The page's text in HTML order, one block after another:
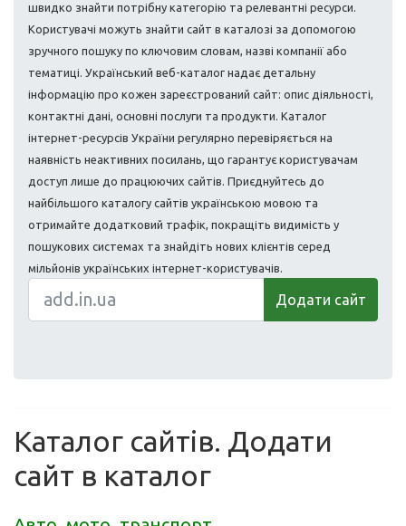
швидко знайти потрібну категорію та релевантні ресурси.
Користувачі можуть знайти сайт в каталозі за допомогою
зручного пошуку по ключовим словам, назві компанії або
тематиці. Український веб-каталог надає детальну
інформацію про кожен зареєстрований сайт: опис діяльності,
контактні дані, основні послуги та продукти. Каталог
інтернет-ресурсів України регулярно перевіряється на
наявність неактивних посилань, що гарантує користувачам
доступ лише до працюючих сайтів. Приєднуйтесь до
найбільшого каталогу сайтів українською мовою та
отримайте додатковий трафік, покращіть видимість у
пошукових системах та знайдіть нових клієнтів серед
мільйонів українських інтернет-користувачів.
Додати сайт
Каталог сайтів. Додати
сайт в каталог